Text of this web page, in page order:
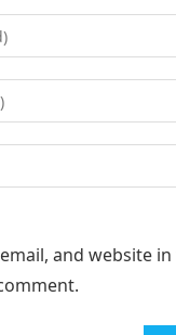
and website